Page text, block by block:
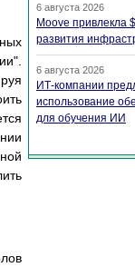
6 августа 2026
Moove привлекла
развития
6 августа 2026
ИТ-компании
использование
для обучения ИИ